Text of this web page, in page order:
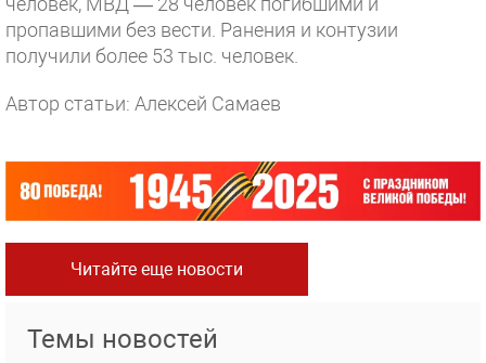
пропавшими без вести. Ранения и контузии
получили более 53 тыс. человек.
Автор статьи: Алексей Самаев
Читайте еще новости
Темы новостей